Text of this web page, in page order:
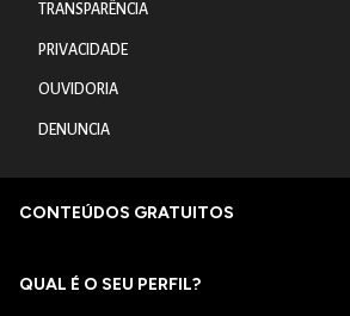
TRANSPARÊNCIA
PRIVACIDADE
OUVIDORIA
DENUNCIA
CONTEÚDOS GRATUITOS
QUAL É O SEU PERFIL?